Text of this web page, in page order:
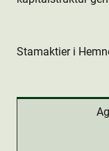
Stamaktie­r i